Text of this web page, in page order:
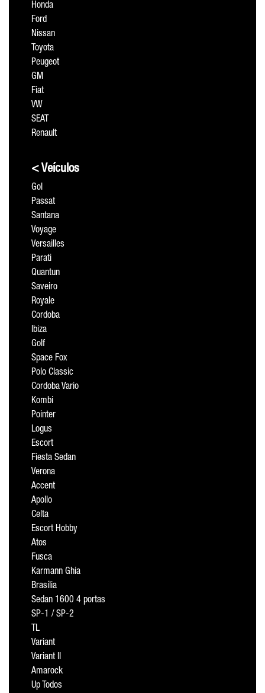
Honda
Ford
Nissan
Toyota
Peugeot
GM
Fiat
VW
SEAT
Renault
< Veículos
Gol
Passat
Santana
Voyage
Versailles
Parati
Quantun
Saveiro
Royale
Cordoba
Ibiza
Golf
Space Fox
Polo Classic
Cordoba Vario
Kombi
Pointer
Logus
Escort
Fiesta Sedan
Verona
Accent
Apollo
Celta
Escort Hobby
Atos
Fusca
Karmann Ghia
Brasília
Sedan 1600 4 portas
SP-1 / SP-2
TL
Variant
Variant II
Amarock
Up Todos